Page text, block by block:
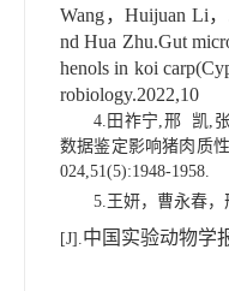
Wang，Huijuan Li，
nd Hua Zhu.Gut
henols in koi
robiology.2022,10
4. 田祚宁 邢 凯
数据鉴定影响猪肉质
024,51(5):1948-1958.
5. 王妍，曹永春，
[J]. 中国实验动物学